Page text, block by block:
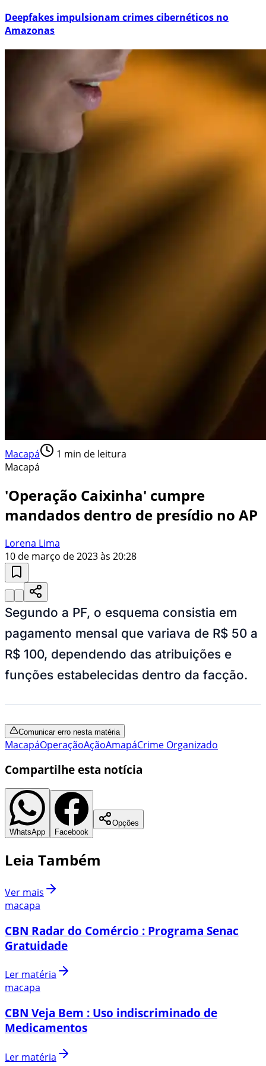
Deepfakes impulsionam crimes cibernéticos no
Amazonas
Macapá 1 min de leitura
Macapá
'Operação Caixinha' cumpre
mandados dentro de presídio no AP
Lorena Lima
10 de março de 2023 às 20:28
Segundo a PF, o esquema consistia em
pagamento mensal que variava de R$ 50 a
R$ 100, dependendo das atribuições e
funções estabelecidas dentro da facção.
Comunicar erro nesta matéria
MacapáOperaçãoAçãoAmapáCrime Organizado
Compartilhe esta notícia
WhatsApp Facebook
Opções
Leia Também
Ver mais
macapa
CBN Radar do Comércio : Programa Senac
Gratuidade
Ler matéria
macapa
CBN Veja Bem : Uso indiscriminado de
Medicamentos
Ler matéria